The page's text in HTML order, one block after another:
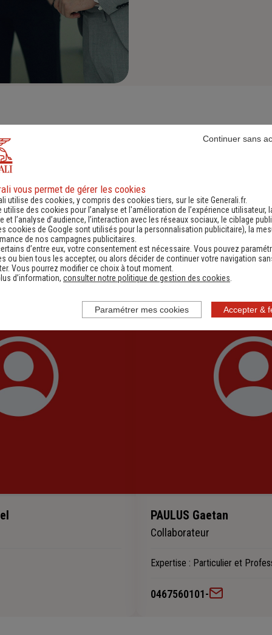
Notreéquipe
savoir‑faire au service d’une relation fondée sur
PAULUS Gaetan
Collaborateur
Expertise : Particulier et
0467560101-
vous permet de gérer les cookies
utilise des cookies, y compris des cookies tiers, sur le site Generali.fr.
utilise des cookies pour l’analyse et l'amélioration de l’expérience utilisateur,
et l’analyse d’audience, l’interaction avec les réseaux sociaux, le ciblage
cookies de Google sont utilisés pour la personnalisation publicitaire), la
de nos campagnes publicitaires.
d’entre eux, votre consentement est nécessaire. Vous pouvez
ou bien tous les accepter, ou alors décider de continuer votre navigation
Vous pourrez modifier ce choix à tout moment.
d’information, consulter notre politique de gestion des cookies
Accepter &
Continuer sans
Paramétrer mes cookies